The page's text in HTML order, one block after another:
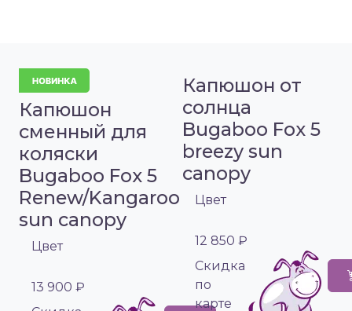
Капюшон
сменный для
коляски
Bugaboo Fox 5
Renew/Kangaroo
sun canopy
Цвет
13 900 ₽
Капюшон от
солнца
Bugaboo Fox 5
breezy sun
canopy
Цвет
12 850 ₽
Cкидка
по
карте